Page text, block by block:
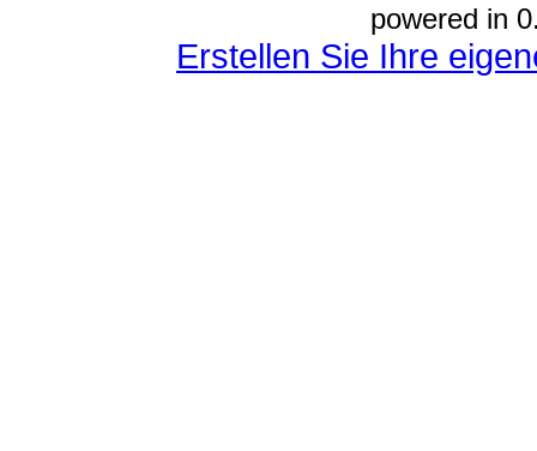
powered in
Erstellen Sie Ihre